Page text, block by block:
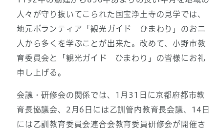
人々が守り抜いてこられた国宝浄土寺の見学では、
地元ボランティア「観光ガイド ひまわり」のお二
人から多くを学ぶことが出来た。改めて、小野市教
育委員会と「観光ガイド ひまわり」の皆様にお礼
申し上げる。
会議・研修会の関係では、1月31日に京都府都市教
育長協議会、2月6日には乙訓管内教育長会議、14日
には乙訓教育委員会連合会教育委員研修会が開催さ